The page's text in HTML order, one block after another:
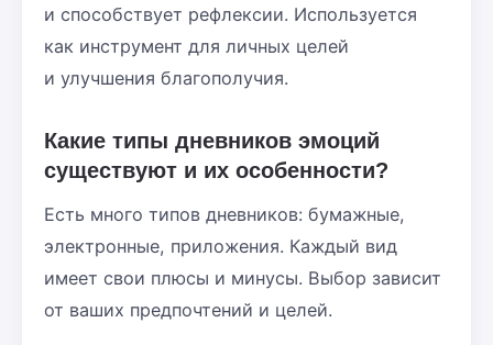
и способствует рефлексии. Используется
как инструмент для личных целей
и улучшения благополучия.
Какие типы дневников эмоций
существуют и их особенности?
Есть много типов дневников: бумажные,
электронные, приложения. Каждый вид
имеет свои плюсы и минусы. Выбор зависит
от ваших предпочтений и целей.